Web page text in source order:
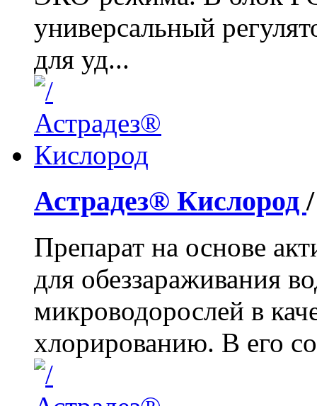
универсальный
для уд...
Астрадез® Кислород
Препарат на основе
для обеззараживания
микроводорослей в
хлорированию. В его